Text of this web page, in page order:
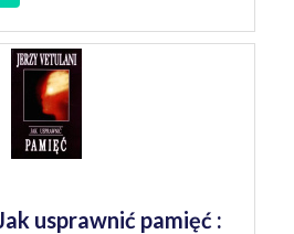
usprawnić pamięć :